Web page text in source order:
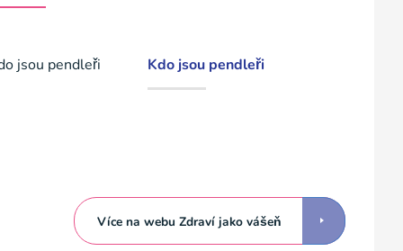
Kdo jsou pendleři
Více na webu Zdraví jako vášeň